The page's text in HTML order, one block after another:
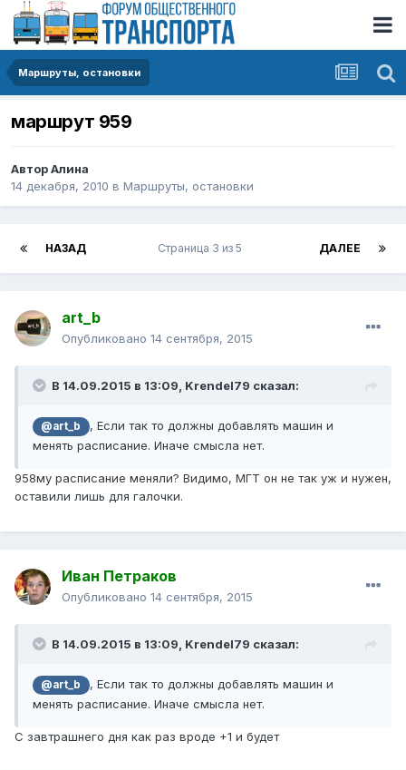
Маршруты, остановки
маршрут 959
АвторАлина
14 декабря, 2010 в Маршруты, остановки
НАЗАД ДАЛЕЕ
Страница 3 из 5
art_b
Опубликовано 14 сентября, 2015
В 14.09.2015 в 13:09, Krendel79 сказал:
@art_b
, Если так то должны добавлять машин и
менять расписание. Иначе смысла нет.
958му расписание меняли? Видимо, МГТ он не так уж и нужен,
оставили лишь для галочки.
Иван Петраков
Опубликовано 14 сентября, 2015
В 14.09.2015 в 13:09, Krendel79 сказал:
@art_b
, Если так то должны добавлять машин и
менять расписание. Иначе смысла нет.
С завтрашнего дня как раз вроде +1 и будет